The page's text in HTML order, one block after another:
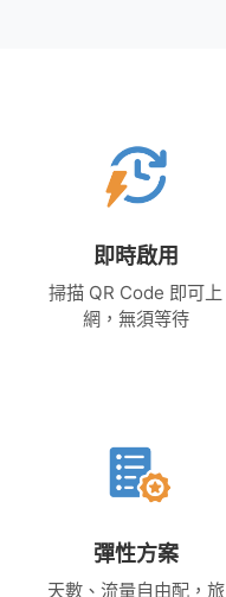
即時啟用
掃描 QR Code 即可上
網，無須等待
彈性方案
天數、流量自由配，旅